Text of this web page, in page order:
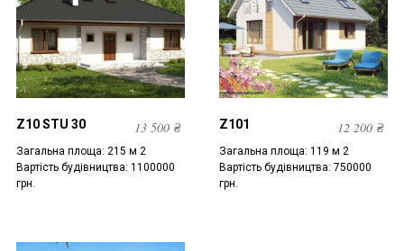
Z10 STU 30 13 500₴
Загальна площа: 215 м 2
Вартість будівництва: 1100000
грн.
Z101 12 200 ₴
Загальна площа: 119 м 2
Вартість будівництва: 750000
грн.